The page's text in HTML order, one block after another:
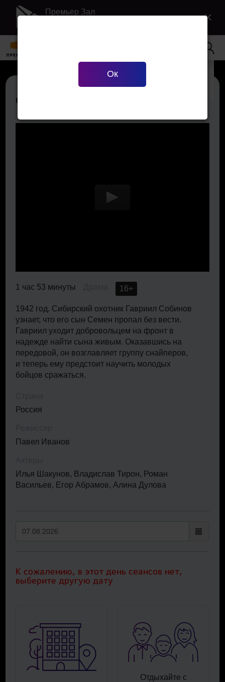
Премьер Зал ×
Отец
1 час 53 минуты 16+
1942 год. Сибирский охотник Гавриил Собинов
узнает, что его сын Семен пропал без вести.
Гавриил уходит добровольцем на фронт в
надежде найти сына живым. Оказавшись на
передовой, он возглавляет группу снайперов,
и теперь ему предстоит научить молодых
бойцов сражаться.
Россия
Павел Иванов
Илья Шакунов, Владислав Тирон, Роман
Васильев, Егор Абрамов, Алина Дулова
К сожалению, в этот день сеансов нет,
выберите другую дату
Отдыхайте с
Ок